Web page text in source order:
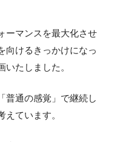
ーマンスを最大化させ
向けるきっかけになっ
たしました。
普通の感覚」で継続し
ています。